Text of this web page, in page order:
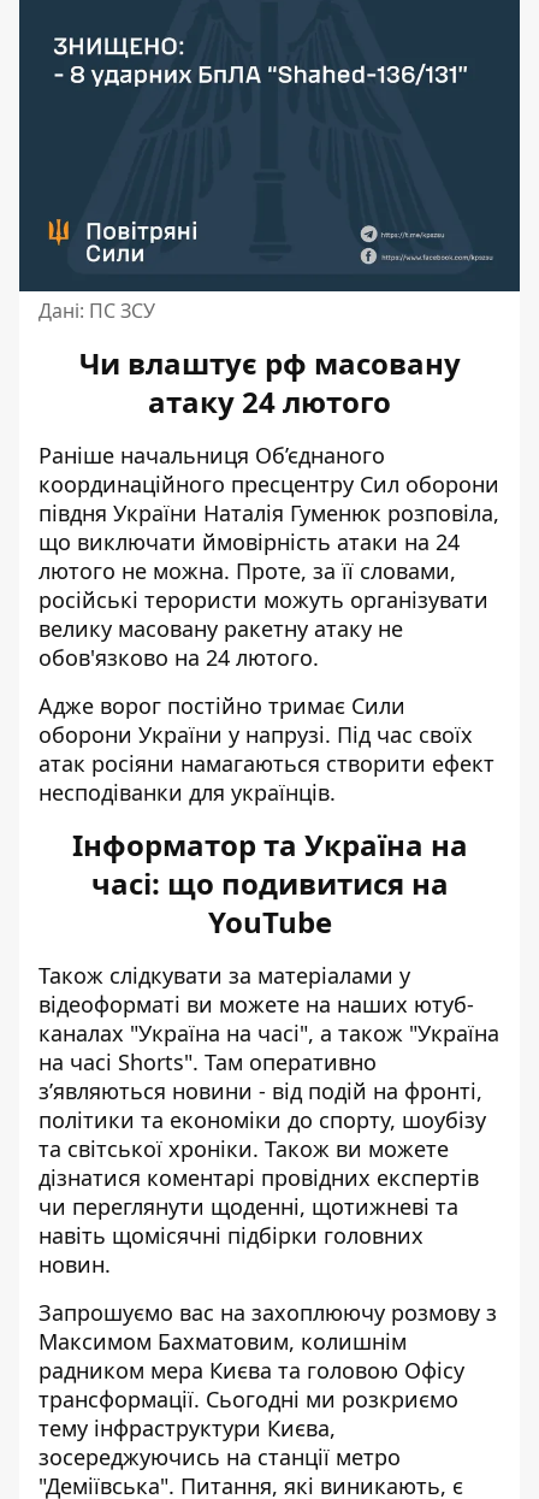
Дані: ПС ЗСУ
Чи влаштує рф масовану
атаку 24 лютого
Раніше начальниця Об’єднаного
координаційного пресцентру Сил оборони
півдня України Наталія Гуменюк розповіла,
що виключати ймовірність атаки на 24
лютого не можна. Проте, за її словами,
російські терористи можуть організувати
велику масовану ракетну атаку не
обов'язково на 24 лютого.
Адже ворог постійно тримає Сили
оборони України у напрузі. Під час своїх
атак росіяни намагаються створити ефект
несподіванки для українців.
Інформатор та Україна на
часі: що подивитися на
YouTube
Також слідкувати за матеріалами у
відеоформаті ви можете на наших ютуб-
каналах "Україна на часі", а також "Україна
на часі Shorts". Там оперативно
зʼявляються новини - від подій на фронті,
політики та економіки до спорту, шоубізу
та світської хроніки. Також ви можете
дізнатися коментарі провідних експертів
чи переглянути щоденні, щотижневі та
навіть щомісячні підбірки головних
новин.
Запрошуємо вас на захоплюючу розмову з
Максимом Бахматовим, колишнім
радником мера Києва та головою Офісу
трансформації. Сьогодні ми розкриємо
тему інфраструктури Києва,
зосереджуючись на станції метро
"Деміївська". Питання, які виникають, є